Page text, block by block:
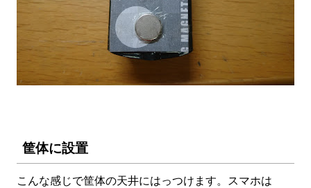
筐体に設置
こんな感じで筐体の天井にはっつけます。スマホは